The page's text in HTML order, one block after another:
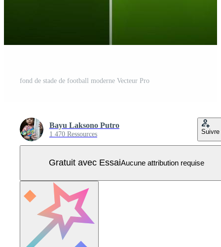
fond de stade de football moderne Vecteur Pro
Bayu Laksono Putro
1 470 Ressources Suivre
Gratuit avec EssaiAucune attribution requise